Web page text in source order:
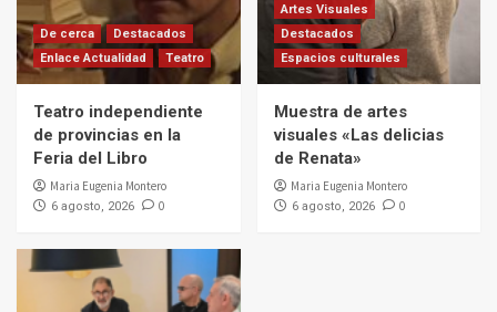
De cerca
Destacados
Enlace Actualidad
Teatro
Teatro independiente
de provincias en la
Feria del Libro
Maria Eugenia Montero
6 agosto, 2026 0
Artes Visuales
Destacados
Espacios culturales
Muestra de artes
visuales «Las delicias
de Renata»
Maria Eugenia Montero
6 agosto, 2026 0